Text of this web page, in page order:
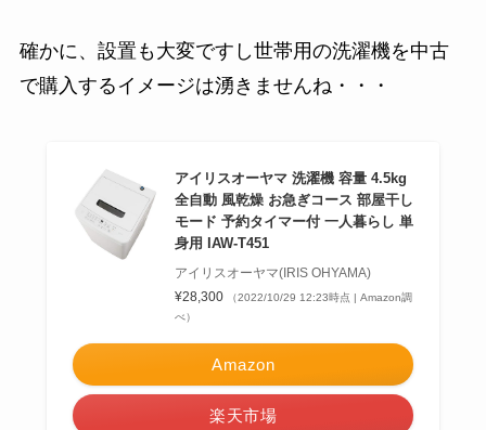
確かに、設置も大変ですし世帯用の洗濯機を中古
で購入するイメージは湧きませんね・・・
アイリスオーヤマ 洗濯機 容量 4.5kg
全自動 風乾燥 お急ぎコース 部屋干し
モード 予約タイマー付 一人暮らし 単
身用 IAW-T451
アイリスオーヤマ(IRIS OHYAMA)
¥28,300
（2022/10/29 12:23時点 | Amazon調
べ）
Amazon
楽天市場